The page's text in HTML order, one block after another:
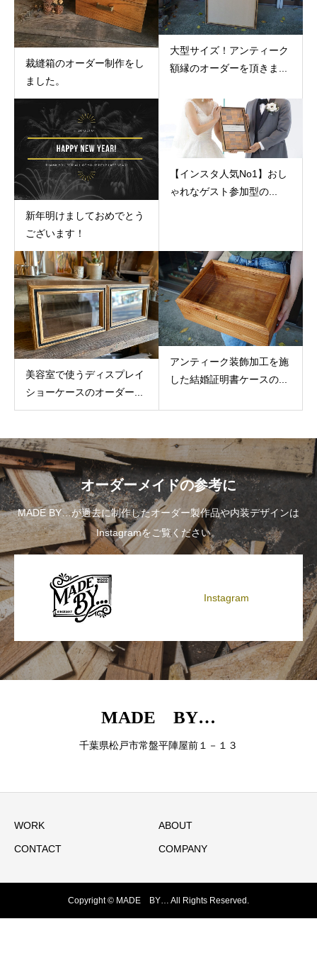
裁縫箱のオーダー制作をし
ました。
大型サイズ！アンティーク
額縁のオーダーを頂きま...
新年明けましておめでとう
ございます！
【インスタ人気No1】おし
ゃれなゲスト参加型の...
美容室で使うディスプレイ
ショーケースのオーダー...
アンティーク装飾加工を施
した結婚証明書ケースの...
オーダーメイドの参考に
MADE BY…が過去に制作したオーダー製作品や内装デザインは
Instagramをご覧ください。
Instagram
MADE BY…
千葉県松戸市常盤平陣屋前１－１３
WORK ABOUT
CONTACT COMPANY
Copyright © MADE BY… All Rights Reserved.